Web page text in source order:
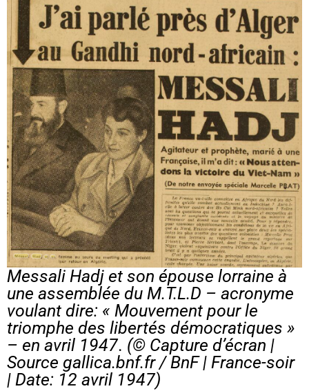
Messali Hadj et son épouse lorraine à
une assemblée du M.T.L.D – acronyme
voulant dire: « Mouvement pour le
triomphe des libertés démocratiques »
– en avril 1947. (© Capture d’écran |
Source gallica.bnf.fr / BnF | France-soir
| Date: 12 avril 1947)